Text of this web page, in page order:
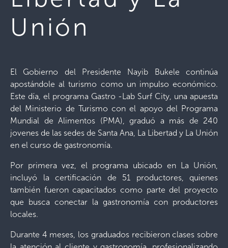
Unión
El Gobierno del Presidente Nayib Bukele continúa
apostándole al turismo como un impulso económico.
Este día, el programa Gastro -Lab Surf City, una apuesta
del Ministerio de Turismo con el apoyo del Programa
Mundial de Alimentos (PMA), graduó a más de 240
jovenes de las sedes de Santa Ana, La Libertad y La Unión
en el curso de gastronomía.
Por primera vez, el programa ubicado en La Unión,
incluyó la certificación de 51 productores, quienes
también fueron capacitados como parte del proyecto
que busca conectar la gastronomía con productores
locales.
Durante 4 meses, los graduados recibieron clases sobre